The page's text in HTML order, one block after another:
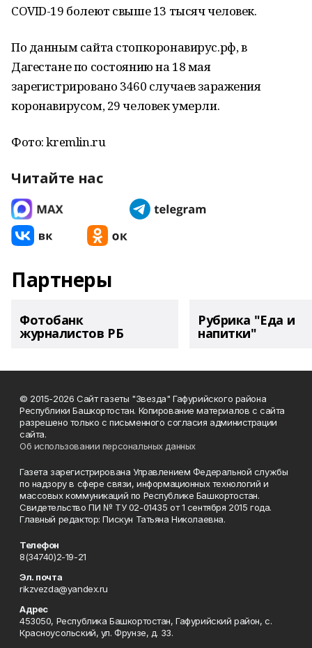
COVID-19 болеют свыше 13 тысяч человек.
По данным сайта стопкоронавирус.рф, в
Дагестане по состоянию на 18 мая
зарегистрировано 3460 случаев заражения
коронавирусом, 29 человек умерли.
Фото: kremlin.ru
Читайте нас
Партнеры
Фотобанк
журналистов РБ
Рубрика "Еда и
напитки"
© 2015-2026 Сайт газеты "Звезда" Гафурийского района
Республики Башкортостан. Копирование материалов с сайта
разрешено только с письменного согласия администрации
сайта.
Об использовании персональных данных
Газета зарегистрирована Управлением Федеральной службы
по надзору в сфере связи, информационных технологий и
массовых коммуникаций по Республике Башкортостан.
Свидетельство ПИ № ТУ 02-01435 от 1 сентября 2015 года.
Главный редактор: Пискун Татьяна Николаевна.
Телефон
8(34740)2-19-21
Эл. почта
rikzvezda@yandex.ru
Адрес
453050, Республика Башкортостан, Гафурийский район, с.
Красноусольский, ул. Фрунзе, д. 33.